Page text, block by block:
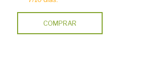
COMPRAR